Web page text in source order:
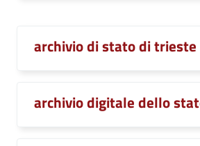
archivio di stato di trieste
archivio digitale dello